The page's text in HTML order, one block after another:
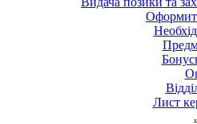
Лист
.